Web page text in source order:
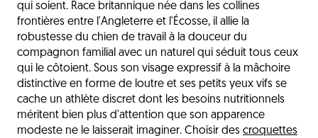
Les critères de choix des croquettes
Les besoins selon les étapes de vie
Les erreurs fréquentes à éviter
Un double pelage nourri avec le soin qu'il mérite
L'avis du vétérinaire
qui soient. Race britannique née dans les collines
frontières entre l'Angleterre et l'Écosse, il allie la
robustesse du chien de travail à la douceur du
compagnon familial avec un naturel qui séduit tous ceux
qui le côtoient. Sous son visage expressif à la mâchoire
distinctive en forme de loutre et ses petits yeux vifs se
cache un athlète discret dont les besoins nutritionnels
méritent bien plus d'attention que son apparence
modeste ne le laisserait imaginer. Choisir des croquettes